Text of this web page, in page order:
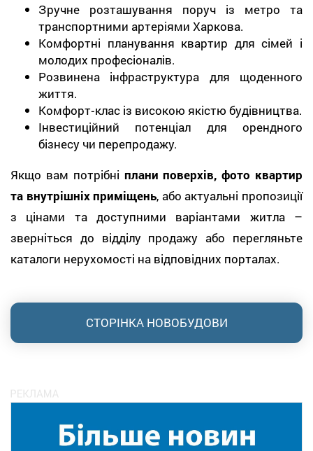
Зручне розташування поруч із метро та
транспортними артеріями Харкова.
Комфортні планування квартир для сімей і
молодих професіоналів.
Розвинена інфраструктура для щоденного
життя.
Комфорт‑клас із високою якістю будівництва.
Інвестиційний потенціал для орендного
бізнесу чи перепродажу.
Якщо вам потрібні плани поверхів, фото квартир
та внутрішніх приміщень, або актуальні пропозиції
з цінами та доступними варіантами житла –
зверніться до відділу продажу або перегляньте
каталоги нерухомості на відповідних порталах.
СТОРІНКА НОВОБУДОВИ